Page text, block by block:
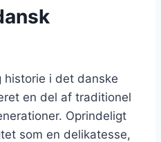
historie i det danske
en del af traditionel
Oprindeligt
som en delikatesse,